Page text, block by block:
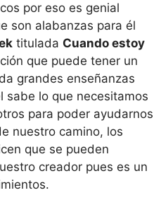
por eso es genial
son alabanzas para él
titulada Cuando estoy
que puede tener un
grandes enseñanzas
sabe lo que necesitamos
para poder ayudarnos
nuestro camino, los
que se pueden
creador pues es un